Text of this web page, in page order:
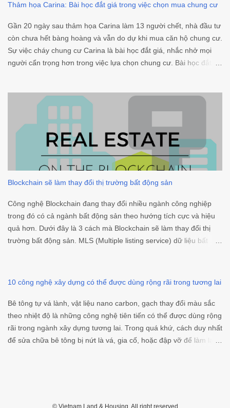
Thảm họa Carina: Bài học đắt giá trong việc chọn mua chung cư
Gần 20 ngày sau thảm họa Carina làm 13 người chết, nhà đầu tư
còn chưa hết bàng hoàng và vẫn do dự khi mua căn hộ chung cư.
Sự việc cháy chung cư Carina là bài học đắt giá, nhắc nhở mọi
người cẩn trọng hơn trong việc lựa chọn chung cư. Bài học đắt
hơn vào các yếu tố về an toàn trước khi mua. Kiểm tra an toàn
phòng cháy chữa cháy Không ngạc nhiên khi ngay sau sự việc,
hàng loạt khu chung cư bị kiểm tra và phát hiện hệ thống phòng
cháy chữa cháy không hoạt động. Người mua nhầm người bán
không nhầm, đơn vị phụ trách dự án chắc chắn sẽ biết rõ tình
trạng hệ thống PCCC, vậy nên bạn cần thẳng thắng chất vấn xem
Ngoài ra, một số tiêu chí có thể quan sát bằng mắt như đường
Blockchain sẽ làm thay đổi thị trường bất động sản
Công nghệ Blockchain đang thay đổi nhiều ngành công nghiệp
trong đó có cả ngành bất động sản theo hướng tích cực và hiệu
quả hơn. Dưới đây là 3 cách mà Blockchain sẽ làm thay đổi thị
trường bất động sản. MLS (Multiple listing service) dữ liệu bất
động sản tốt hơn giúp quá trình mua bán nhà được tập trung và
thủ tục dịch vụ (Multiple listing service – MLS) như thông tin môi
giới nào đại diện cho khách hàng nào, hợp đồng, thỏa thuận
đăng tin, đánh giá bất động sản và nhiều vấn đề khác. Điều đáng
nói là các thủ tục này thường phân quyền và hạn chế truy cập
10 công nghệ xây dựng có thể được dùng rộng rãi trong tương lai
Bê tông tự vá lành, vật liệu nano carbon, gạch thay đổi màu sắc
theo nhiệt độ là những công nghệ tiên tiến có thể được dùng rộng
rãi trong ngành xây dựng tương lai. Trong quá khứ, cách duy nhất
để sửa chữa bê tông bị nứt là vá, gia cố, hoặc đập vỡ để làm lại
© Vietnam Land & Housing, All right reserved